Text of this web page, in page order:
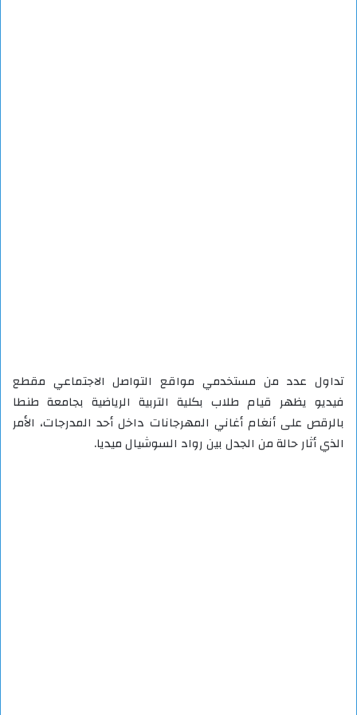
تداول عدد من مستخدمي مواقع التواصل الاجتماعي مقطع
فيديو يظهر قيام طلاب بكلية التربية الرياضية بجامعة طنطا
بالرقص على أنغام أغاني المهرجانات داخل أحد المدرجات، الأمر
الذي أثار حالة من الجدل بين رواد السوشيال ميديا.